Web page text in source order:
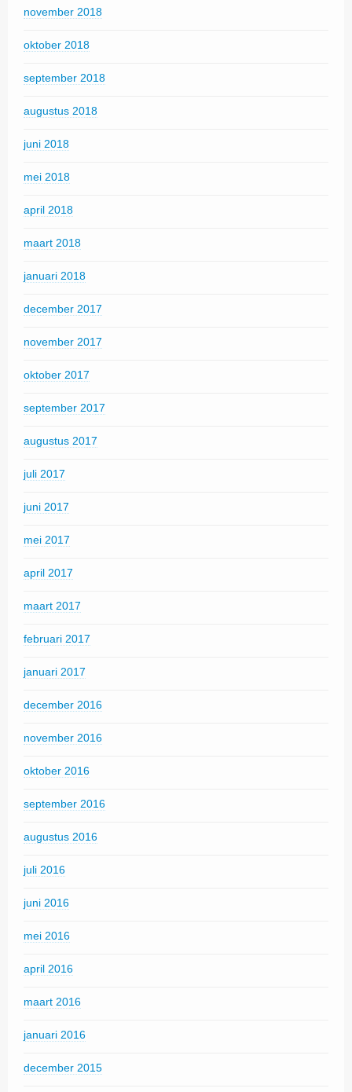
november 2018
oktober 2018
september 2018
augustus 2018
juni 2018
mei 2018
april 2018
maart 2018
januari 2018
december 2017
november 2017
oktober 2017
september 2017
augustus 2017
juli 2017
juni 2017
mei 2017
april 2017
maart 2017
februari 2017
januari 2017
december 2016
november 2016
oktober 2016
september 2016
augustus 2016
juli 2016
juni 2016
mei 2016
april 2016
maart 2016
januari 2016
december 2015